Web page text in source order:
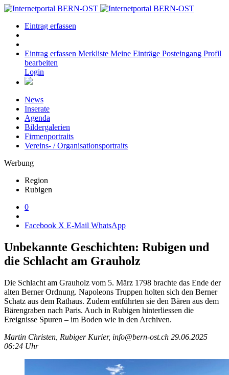
Eintrag erfassen
Eintrag erfassen Merkliste Meine Einträge Posteingang Profil
bearbeiten
Login
News
Inserate
Agenda
Bildergalerien
Firmenportraits
Vereins- / Organisationsportraits
Werbung
Region
Rubigen
0
Facebook X E-Mail WhatsApp
Unbekannte Geschichten: Rubigen und
die Schlacht am Grauholz
Die Schlacht am Grauholz vom 5. März 1798 brachte das Ende der
alten Berner Ordnung. Napoleons Truppen holten sich den Berner
Schatz aus dem Rathaus. Zudem entführten sie den Bären aus dem
Bärengraben nach Paris. Auch in Rubigen hinterliessen die
Ereignisse Spuren – im Boden wie in den Archiven.
Martin Christen, Rubiger Kurier, info@bern-ost.ch 29.06.2025
06:24 Uhr